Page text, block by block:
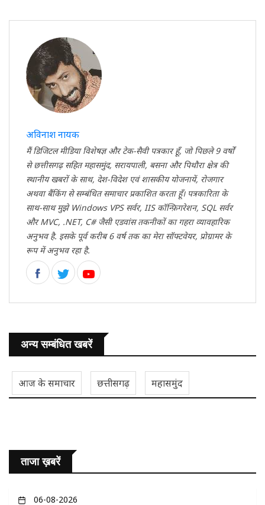
अविनाश नायक
मैं डिजिटल मीडिया विशेषज्ञ और टेक-सैवी पत्रकार हूँ, जो पिछले 9 वर्षों
से छत्तीसगढ़ सहित महासमुंद, सरायपाली, बसना और पिथौरा क्षेत्र की
स्थानीय खबरों के साथ, देश-विदेश एवं शासकीय योजनायें, रोजगार
अथवा बैंकिंग से सम्बंधित समाचार प्रकाशित करता हूँ। पत्रकारिता के
साथ-साथ मुझे Windows VPS सर्वर, IIS कॉन्फ़िगरेशन, SQL सर्वर
और MVC, .NET, C# जैसी एडवांस तकनीकों का गहरा व्यावहारिक
अनुभव है. इसके पूर्व करीब 6 वर्ष तक का मेरा सॉफ्टवेयर, प्रोग्रामर के
रूप में अनुभव रहा है.
अन्य सम्बंधित खबरें
आज के समाचार छत्तीसगढ़ महासमुंद
ताजा ख़बरें
06-08-2026